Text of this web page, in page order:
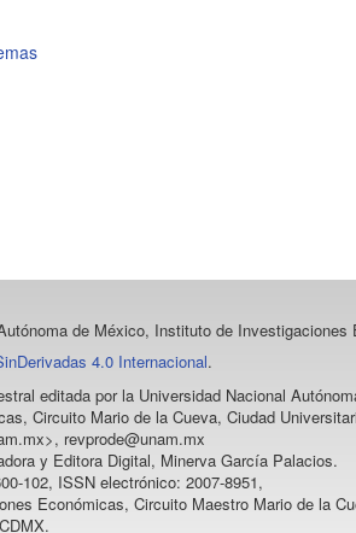
de México, Instituto de Investigaciones
4.0 Internacional.
editada por la Universidad Nacional
Circuito Mario de la Cueva, Ciudad
revprode@unam.mx
y Editora Digital, Minerva García Palacios.
102, ISSN electrónico: 2007-8951,
Económicas, Circuito Maestro Mario de la